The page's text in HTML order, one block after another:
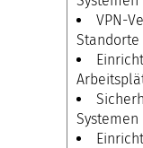
VPN-
Standorte
Systemen